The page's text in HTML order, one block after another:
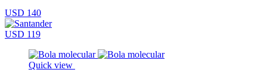
USD 140
USD 119
Quick view